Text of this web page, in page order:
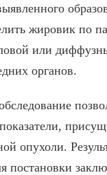
жировик по
или
органов.
опухоли.
постановки